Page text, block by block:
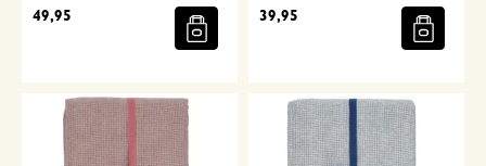
49,95 39,95